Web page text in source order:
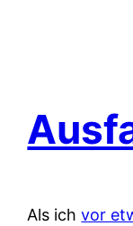
Als ichvor